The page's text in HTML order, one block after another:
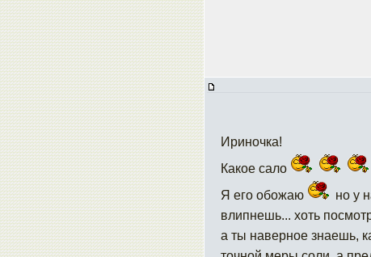
Ириночка!
Какое сало
Я его обожаю
но у
влипнешь... хоть
а ты наверное знаешь,